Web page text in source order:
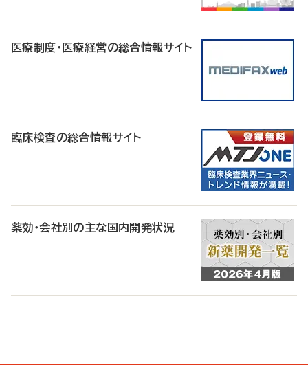
医療制度・医療経営の総合情報サイト
臨床検査の総合情報サイト
薬効・会社別の主な国内開発状況